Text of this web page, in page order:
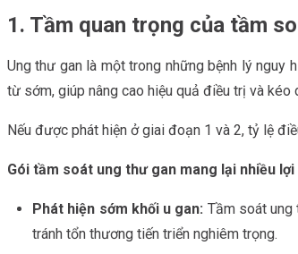
1. Tầm quan trọng của tầm
Ung thư gan là một trong những bệnh lý nguy
từ sớm, giúp nâng cao hiệu quả điều trị và
Nếu được phát hiện ở giai đoạn 1 và 2, tỷ lệ
Gói tầm soát ung thư gan mang lại nhiều
Phát hiện sớm khối u gan: Tầm soát ung
tránh tổn thương tiến triển nghiêm trọng.